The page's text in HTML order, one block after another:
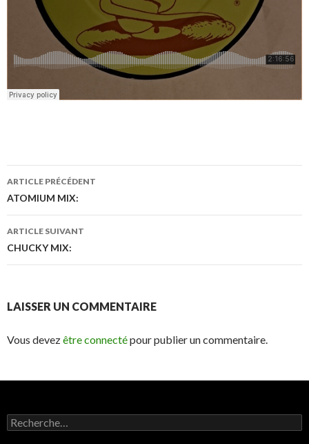
Navigation
des
articles
ARTICLE PRÉCÉDENT
ATOMIUM MIX:
ARTICLE SUIVANT
CHUCKY MIX:
LAISSER UN COMMENTAIRE
Vous devezêtre connectépour publier un commentaire.
R
e